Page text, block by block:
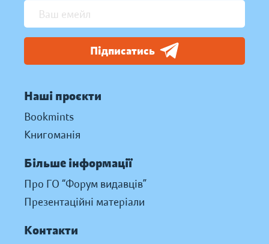
Підписатись
Наші проєкти
Bookmints
Книгоманія
Більше інформації
Про ГО “Форум видавців”
Презентаційні матеріали
Контакти